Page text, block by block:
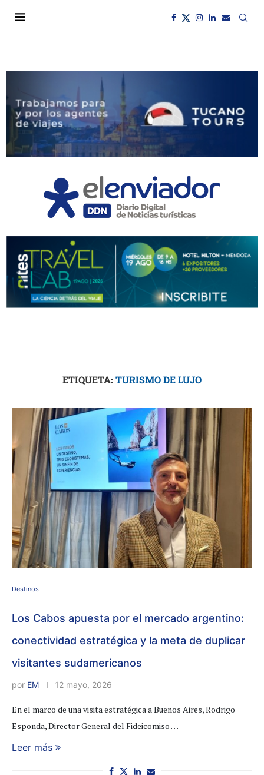
ETIQUETA: TURISMO DE LUJO
Destinos
Los Cabos apuesta por el mercado argentino:
conectividad estratégica y la meta de duplicar
visitantes sudamericanos
por EM 12 mayo, 2026
En el marco de una visita estratégica a Buenos Aires, Rodrigo
Esponda, Director General del Fideicomiso …
Leer más